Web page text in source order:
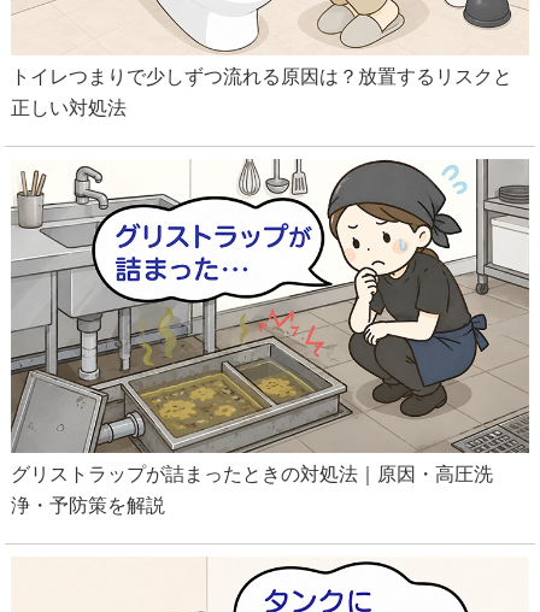
トイレつまりで少しずつ流れる原因は？放置するリスクと
正しい対処法
グリストラップが詰まったときの対処法｜原因・高圧洗
浄・予防策を解説